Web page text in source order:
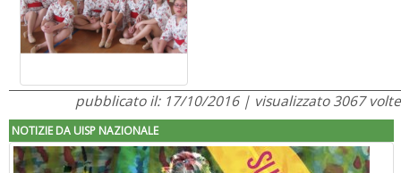
pubblicato il: 17/10/2016 | visualizzato 3067 volte
NOTIZIE DA UISP NAZIONALE